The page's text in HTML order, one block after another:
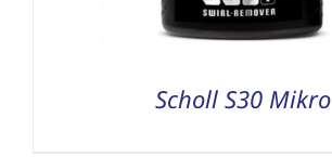
Scholl S30 Mikro